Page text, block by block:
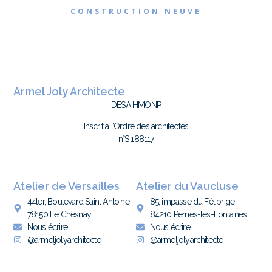
CONSTRUCTION NEUVE
Armel Joly Architecte
DESA HMONP
Inscrit à l’Ordre des architectes
n°S 188117
Atelier de Versailles
44ter, Boulevard Saint Antoine
78150 Le Chesnay
Nous écrire
@armeljolyarchitecte
Atelier du Vaucluse
85, impasse du Félibrige
84210 Pernes-les-Fontaines
Nous écrire
@armeljolyarchitecte